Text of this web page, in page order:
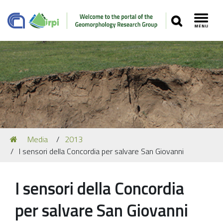
SEARCH
Navigation
Recent Papers
Media
Our Location
You
are
here:
Media
2013
I sensori della Concordia per salvare San Giovanni
I sensori della Concordia
per salvare San Giovanni